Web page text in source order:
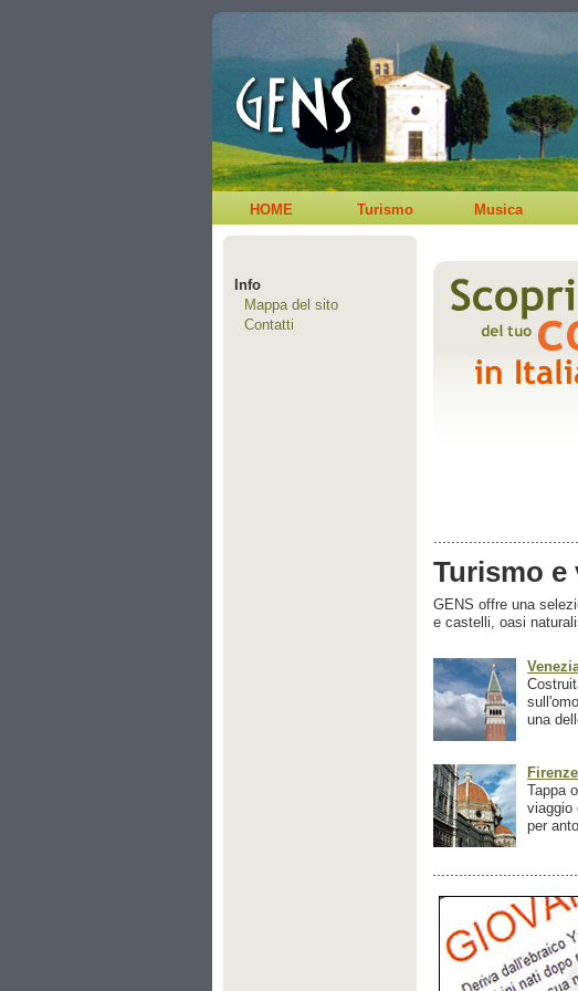
HOME Turismo Musica
Info
Mappa del sito
Contatti
Turismo e
GENS offre una
e castelli, oasi
una
Firenze
Tappa
viaggio
per